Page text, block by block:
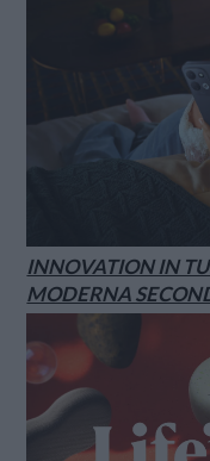
INNOVATION IN
MODERNA